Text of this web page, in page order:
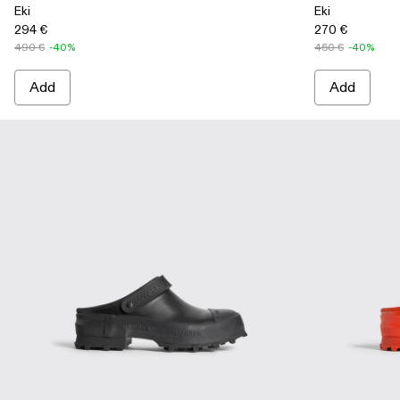
Eki
294 €
490 € -40%
Add
Eki
270 €
450 € -40%
Add